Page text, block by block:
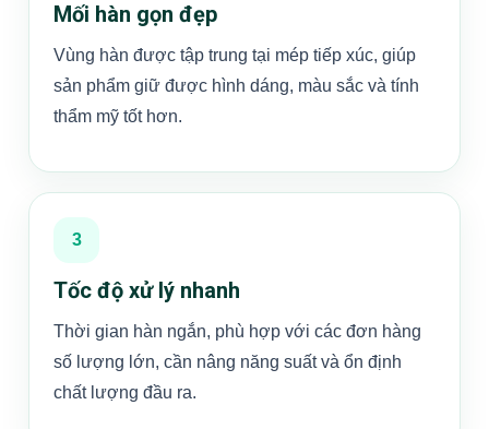
Mối hàn gọn đẹp
Vùng hàn được tập trung tại mép tiếp xúc, giúp
sản phẩm giữ được hình dáng, màu sắc và tính
thẩm mỹ tốt hơn.
3
Tốc độ xử lý nhanh
Thời gian hàn ngắn, phù hợp với các đơn hàng
số lượng lớn, cần nâng năng suất và ổn định
chất lượng đầu ra.